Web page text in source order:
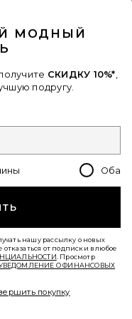
SIN
МОДНЫЙ
СКИДКУ 10%*
подругу.
Оба
нашу рассылку о новых
от подписки в любое
. Просмотр
О ФИНАНСОВЫХ
покупку